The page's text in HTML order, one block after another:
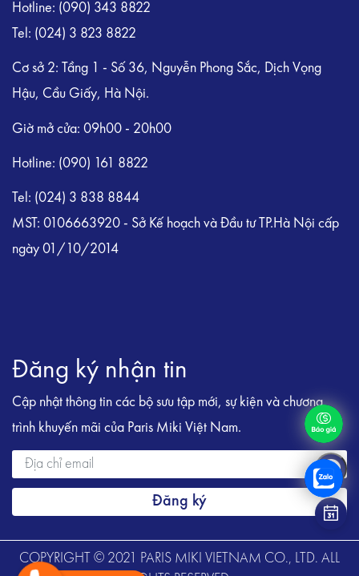
Hotline: (090) 343 8822
Tel: (024) 3 823 8822
Cơ sở 2: Tầng 1 - Số 36, Nguyễn Phong Sắc, Dịch Vọng
Hậu, Cầu Giấy, Hà Nội.
Giờ mở cửa: 09h00 - 20h00
Hotline: (090) 161 8822
Tel: (024) 3 838 8844
MST: 0106663920 - Sở Kế hoạch và Đầu tư TP.Hà Nội cấp
ngày 01/10/2014
Đăng ký nhận tin
Cập nhật thông tin các bộ sưu tập mới, sự kiện và chương
trình khuyến mãi của Paris Miki Việt Nam.
Đăng ký
COPYRIGHT © 2021 PARIS MIKI VIETNAM CO., LTD. ALL